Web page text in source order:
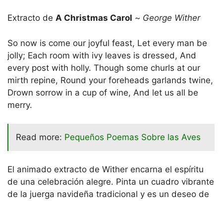
Extracto de A Christmas Carol ~ George Wither
So now is come our joyful feast, Let every man be
jolly; Each room with ivy leaves is dressed, And
every post with holly. Though some churls at our
mirth repine, Round your foreheads garlands twine,
Drown sorrow in a cup of wine, And let us all be
merry.
Read more: Pequeños Poemas Sobre las Aves
El animado extracto de Wither encarna el espíritu
de una celebración alegre. Pinta un cuadro vibrante
de la juerga navideña tradicional y es un deseo de